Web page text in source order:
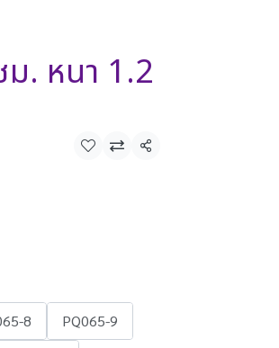
. หนา 1.2
แชร์
8
PQ065-9